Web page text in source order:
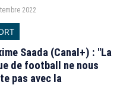
des chaînes gratuites du
2022
Saada (Canal+) : "La
de football ne nous
pas avec la